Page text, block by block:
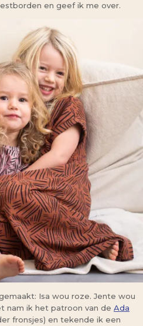
en geef ik me over.
Isa wou roze. Jente wou
nam ik het patroon van de Ada
fronsjes) en tekende ik een